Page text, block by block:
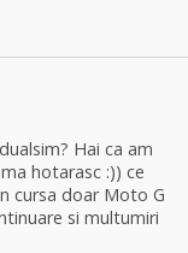
Hai ca am
hotarasc :)) ce
cursa doar Moto G
si multumiri